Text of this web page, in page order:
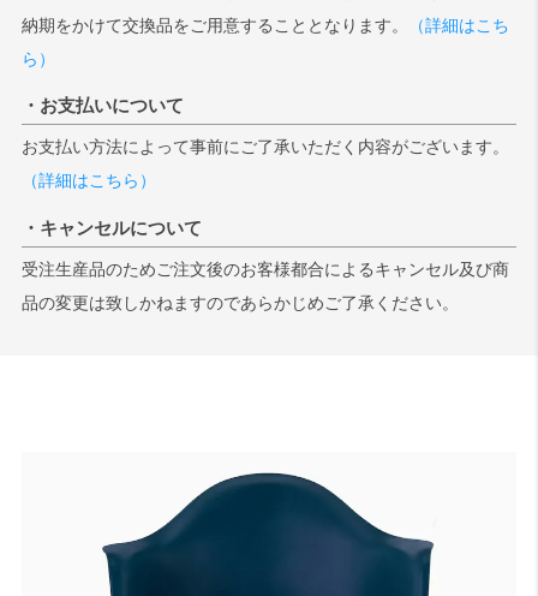
納期をかけて交換品をご用意することとなります。
（詳細はこち
ら）
・お支払いについて
お支払い方法によって事前にご了承いただく内容がございます。
（詳細はこちら）
・キャンセルについて
受注生産品のためご注文後のお客様都合によるキャンセル及び商
品の変更は致しかねますのであらかじめご了承ください。